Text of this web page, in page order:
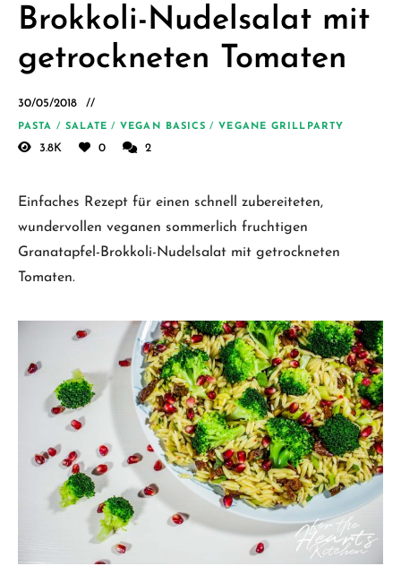
für jeden
Tag
Brokkoli-Nudelsalat mit
getrockneten Tomaten
30/05/2018
PASTA / SALATE / VEGAN BASICS / VEGANE GRILLPARTY
3.8K 0 2
Einfaches Rezept für einen schnell zubereiteten,
wundervollen veganen sommerlich fruchtigen
Granatapfel-Brokkoli-Nudelsalat mit getrockneten
Tomaten.